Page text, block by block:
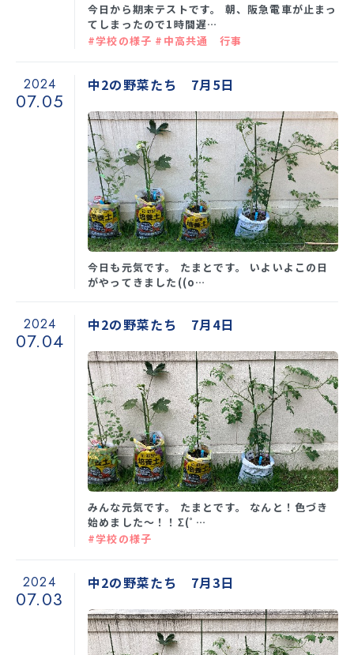
今日から期末テストです。 朝、阪急電車が止まっ
てしまったので1時間遅…
#学校の様子 #中高共通 行事
2024
07.05
中2の野菜たち 7月5日
今日も元気です。 たまとです。 いよいよこの日
がやってきました((o…
2024
07.04
中2の野菜たち 7月4日
みんな元気です。 たまとです。 なんと！色づき
始めました〜！！Σ(ﾟ…
#学校の様子
2024
07.03
中2の野菜たち 7月3日